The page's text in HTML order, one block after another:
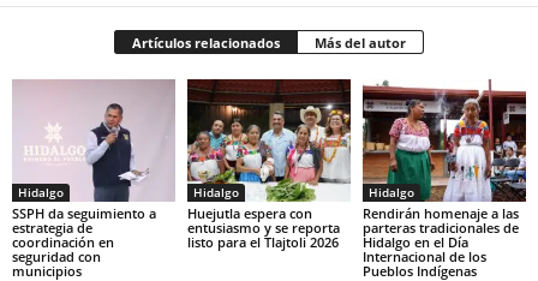
Artículos relacionados Más del autor
Hidalgo
SSPH da seguimiento a
estrategia de
coordinación en
seguridad con
municipios
Hidalgo
Huejutla espera con
entusiasmo y se reporta
listo para el Tlajtoli 2026
Hidalgo
Rendirán homenaje a las
parteras tradicionales de
Hidalgo en el Día
Internacional de los
Pueblos Indígenas